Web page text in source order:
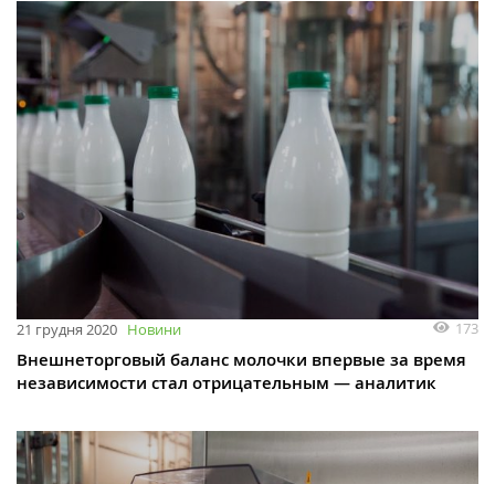
21 грудня 2020 Новини 173
Внешнеторговый баланс молочки впервые за время
независимости стал отрицательным — аналитик